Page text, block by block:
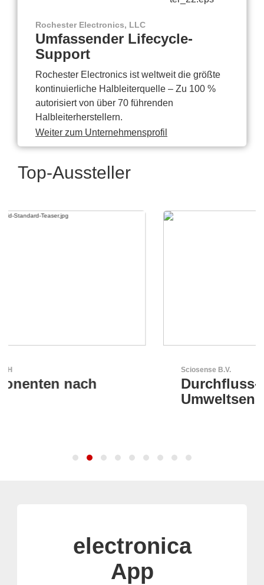
Rochester Electronics, LLC
Umfassender Lifecycle-
Support
Rochester Electronics ist weltweit die größte
kontinuierliche Halbleiterquelle – Zu 100 %
autorisiert von über 70 führenden
Halbleiterherstellern.
Weiter zum Unternehmensprofil
Top-Aussteller
Durchfluss- und
electronica
App